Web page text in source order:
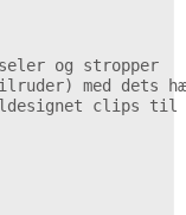
og stropper
med dets
clips til